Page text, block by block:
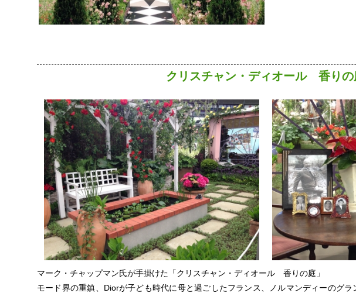
クリスチャン・ディオール 香りの
マーク・チャップマン氏が手掛けた「クリスチャン・ディオール 香りの庭」
モード界の重鎮、Diorが子ども時代に母と過ごしたフランス、ノルマンディーのグ